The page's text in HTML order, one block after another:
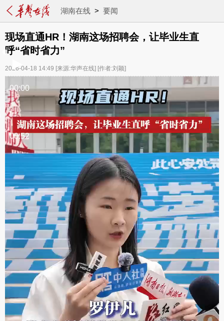
湖南在线> 要闻
现场直通HR！湖南这场招聘会，让毕业生直
呼“省时省力”
2026-04-18 14:49 [来源:华声在线] [作者:刘颖]
00:00
/
00:52